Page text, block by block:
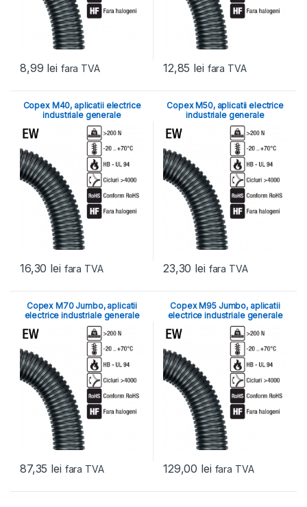
8,99 lei fara TVA 12,85 lei fara TVA
Copex M40, aplicatii electrice
industriale generale
16,30 lei fara TVA
Copex M50, aplicatii electrice
industriale generale
23,30 lei fara TVA
Copex M70 Jumbo, aplicatii
electrice industriale generale
87,35 lei fara TVA
Copex M95 Jumbo, aplicatii
electrice industriale generale
129,00 lei fara TVA